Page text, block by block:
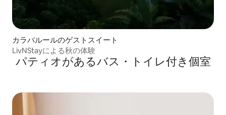
カラバルールのゲストスイート
LivNStayによる秋の体験
パティオがあるバス・トイレ付き個室